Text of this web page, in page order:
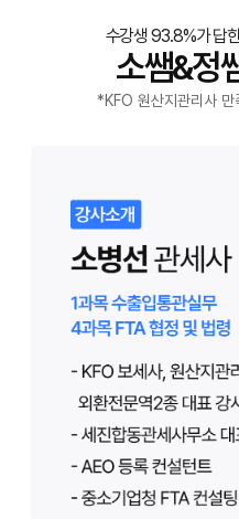
수강생 93.8%가 답
소쌤&정
*KFO 원산지관리사